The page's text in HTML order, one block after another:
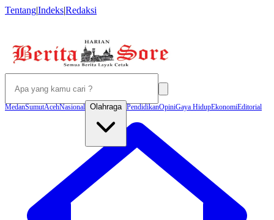
Tentang|Indeks|Redaksi
MedanSumutAcehNasional Olahraga PendidikanOpiniGaya HidupEkonomiEditorial